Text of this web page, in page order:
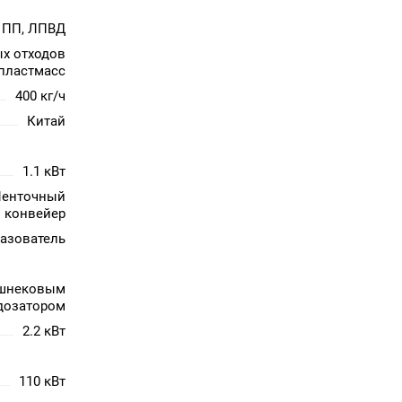
ЛПВД
отходов
400 кг/ч
Китай
1.1 кВт
конвейер
2.2 кВт
110 кВт